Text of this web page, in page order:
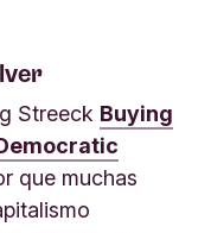
Streeck Buying
que muchas